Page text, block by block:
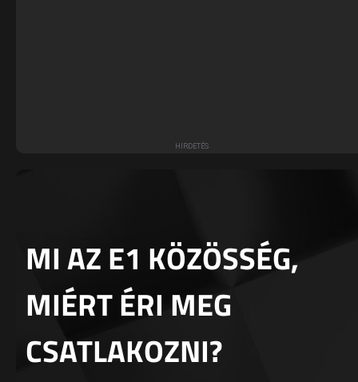
MI AZ E1 KÖZÖSSÉG,
MIÉRT ÉRI MEG
CSATLAKOZNI?